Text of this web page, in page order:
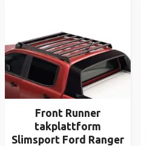
Front Runner
takplattform
Slimsport Ford Ranger